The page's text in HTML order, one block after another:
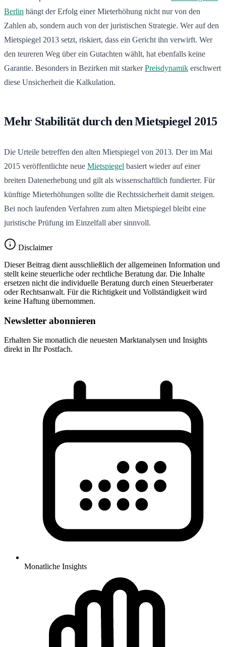
Berlin hängt der Erfolg einer Mieterhöhung nicht nur von den
Zahlen ab, sondern auch von der juristischen Strategie. Wer auf den
Mietspiegel 2013 setzt, riskiert, dass ein Gericht ihn verwirft. Wer
den teureren Weg über ein Gutachten wählt, hat ebenfalls keine
Garantie. Besonders in Bezirken mit starkerPreisdynamik erschwert
diese Unsicherheit die Kalkulation.
Mehr Stabilität durch den Mietspiegel 2015
Die Urteile betreffen den alten Mietspiegel von 2013. Der im Mai
2015 veröffentlichte neue Mietspiegel basiert wieder auf einer
breiten Datenerhebung und gilt als wissenschaftlich fundierter. Für
künftige Mieterhöhungen sollte die Rechtssicherheit damit steigen.
Bei noch laufenden Verfahren zum alten Mietspiegel bleibt eine
juristische Prüfung im Einzelfall aber sinnvoll.
Disclaimer
Dieser Beitrag dient ausschließlich der allgemeinen Information und
stellt keine steuerliche oder rechtliche Beratung dar. Die Inhalte
ersetzen nicht die individuelle Beratung durch einen Steuerberater
oder Rechtsanwalt. Für die Richtigkeit und Vollständigkeit wird
keine Haftung übernommen.
Newsletter abonnieren
Erhalten Sie monatlich die neuesten Marktanalysen und Insights
direkt in Ihr Postfach.
Monatliche Insights